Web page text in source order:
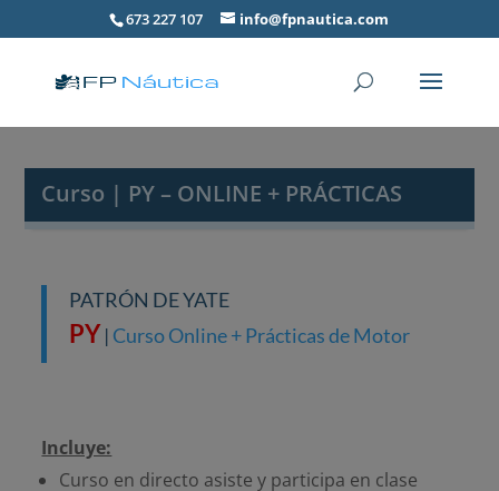
673 227 107 info@fpnautica.com
Curso | PY – ONLINE + PRÁCTICAS
PATRÓN DE YATE
PY | Curso Online + Prácticas de Motor
Incluye:
Curso en directo asiste y participa en clase